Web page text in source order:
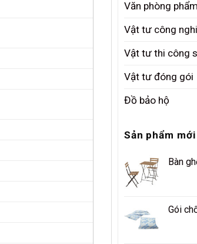
Văn phòng phẩm
Vật tư công
Vật tư thi công
Vật tư đóng gói
Đồ bảo hộ
Sản phẩm
Bàn
Gói